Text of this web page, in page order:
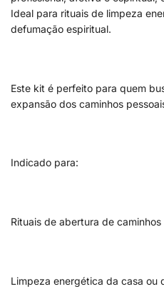
Ideal para rituais de limpeza
defumação espiritual.
Este kit é perfeito para quem
expansão dos caminhos
Indicado para:
Rituais de abertura de caminhos
Limpeza energética da casa ou